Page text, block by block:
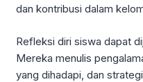
dan kontribusi dalam
Refleksi diri siswa dapat
Mereka menulis
yang dihadapi, dan